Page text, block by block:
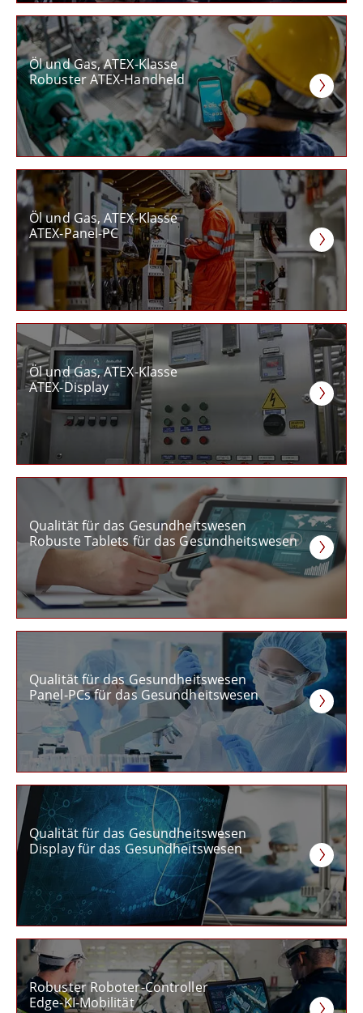
Öl und Gas, ATEX-Klasse
Robuster ATEX-Handheld
Öl und Gas, ATEX-Klasse
ATEX-Panel-PC
Öl und Gas, ATEX-Klasse
ATEX-Display
Qualität für das Gesundheitswesen
Robuste Tablets für das Gesundheitswesen
Qualität für das Gesundheitswesen
Panel-PCs für das Gesundheitswesen
Qualität für das Gesundheitswesen
Display für das Gesundheitswesen
Robuster Roboter-Controller
Edge-KI-Mobilität